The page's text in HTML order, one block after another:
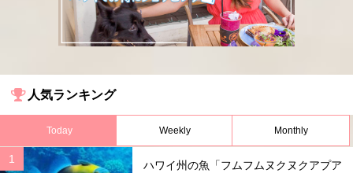
人気ランキング
Today Weekly Monthly
ハワイ州の魚「フムフムヌクヌクアプア